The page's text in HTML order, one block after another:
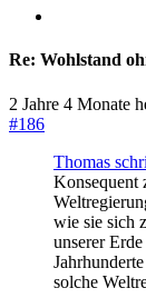
Re: Wohlstand
2 Jahre 4 Monate
#186
Thomas
Konsequent
wie sie sich
unserer
solche